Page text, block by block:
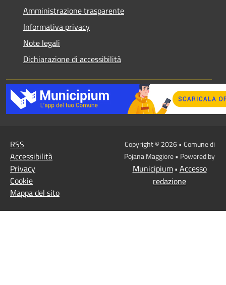
Amministrazione trasparente
Informativa privacy
Note legali
Dichiarazione di accessibilità
RSS
Accessibilità
Privacy
Cookie
Mappa del sito
Copyright © 2026 • Comune di
Pojana Maggiore • Powered by
Municipium• Accesso
redazione